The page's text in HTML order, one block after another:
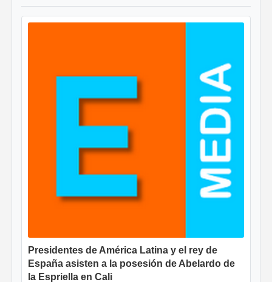
Presidentes de América Latina y el rey de
España asisten a la posesión de Abelardo de
la Espriella en Cali